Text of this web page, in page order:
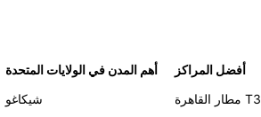
أهم المدن في الولايات المتحدة
شيكاغو
أفضل المراكز
مطار القاهرة T3